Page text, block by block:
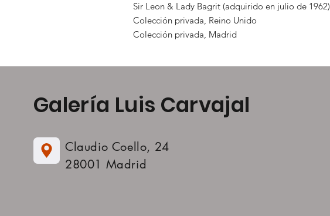
Sir Leon & Lady Bagrit (adquirido en julio de 1962)
Colección privada, Reino Unido
Colección privada, Madrid
Galería Luis Carvajal
Claudio Coello, 24
28001 Madrid